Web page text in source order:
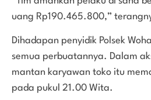
uang Rp190.465.800,”
Dihadapan penyidik Polsek
semua perbuatannya. Dalam
mantan karyawan toko itu
pada pukul 21.00 Wita.